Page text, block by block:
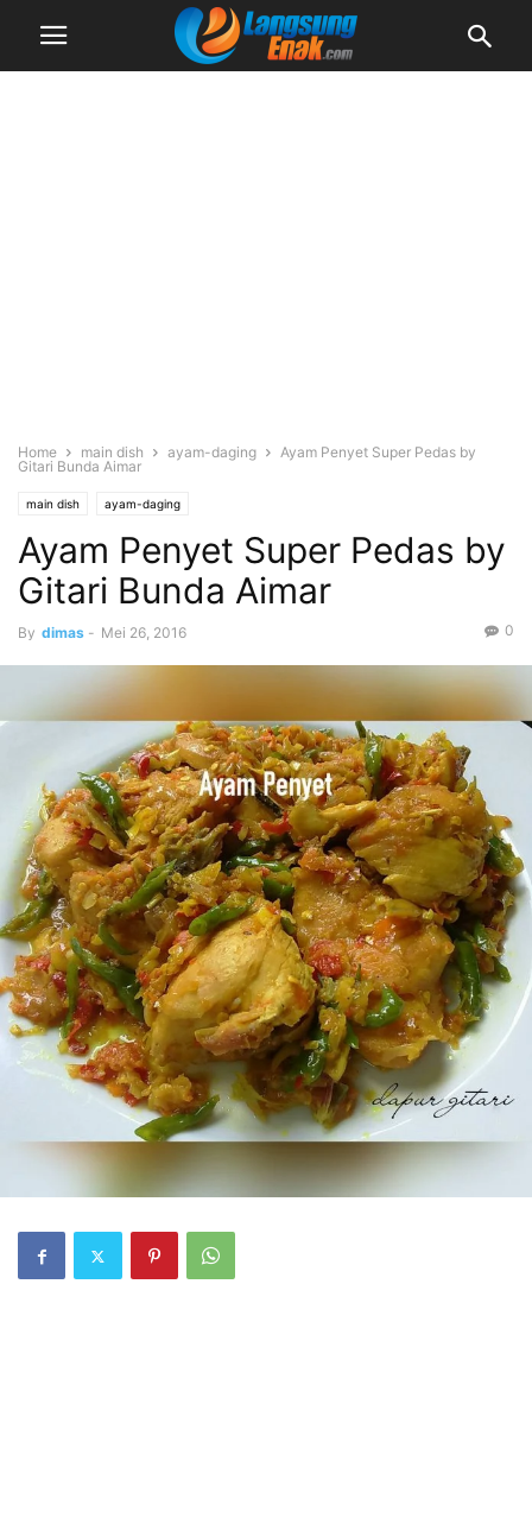
Home main dish ayam-daging
Ayam Penyet Super Pedas by
Gitari Bunda Aimar
main dish ayam-daging
Ayam Penyet Super Pedas by
Gitari Bunda Aimar
By dimas - Mei 26, 2016 0